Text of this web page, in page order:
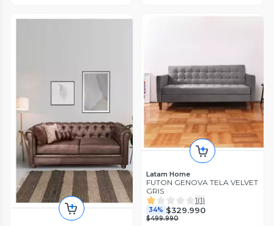
Latam Home
FUTON GENOVA TELA VELVET
GRIS
1(1)
34% $329.990
$499.990